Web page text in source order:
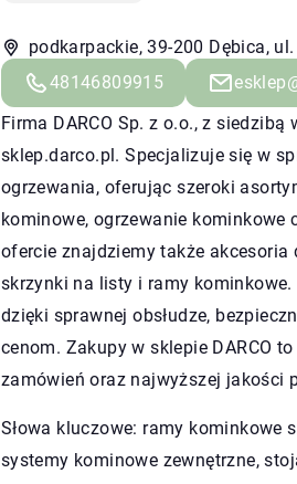
podkarpackie, 39-200 Dębica,
48146809915
Firma DARCO Sp. z o.o., z
sklep.darco.pl. Specjalizuje się w
ogrzewania, oferując szeroki
kominowe, ogrzewanie kominkowe
ofercie znajdziemy także
skrzynki na listy i ramy
dzięki sprawnej obsłudze,
cenom. Zakupy w sklepie DARCO
zamówień oraz najwyższej jakości
Słowa kluczowe: ramy kominkowe
systemy kominowe zewnętrzne,